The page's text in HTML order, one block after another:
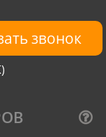
звонок